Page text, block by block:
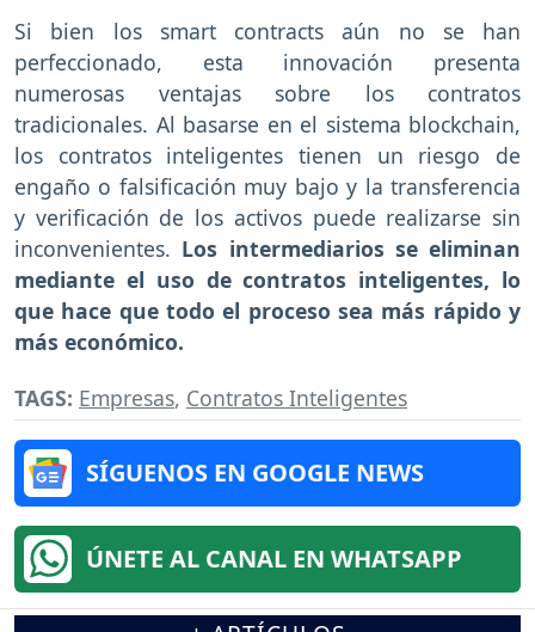
Si bien los smart contracts aún no se han
perfeccionado, esta innovación presenta
numerosas ventajas sobre los contratos
tradicionales. Al basarse en el sistema blockchain,
los contratos inteligentes tienen un riesgo de
engaño o falsificación muy bajo y la transferencia
y verificación de los activos puede realizarse sin
inconvenientes. Los intermediarios se eliminan
mediante el uso de contratos inteligentes, lo
que hace que todo el proceso sea más rápido y
más económico.
TAGS: Empresas, Contratos Inteligentes
SÍGUENOS EN GOOGLE NEWS
ÚNETE AL CANAL EN WHATSAPP